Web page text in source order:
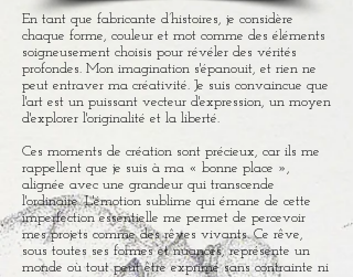
En tant que fabricante d’histoires, je considère
chaque forme, couleur et mot comme des éléments
soigneusement choisis pour révéler des vérités
profondes. Mon imagination s'épanouit, et rien ne
peut entraver ma créativité. Je suis convaincue que
l'art est un puissant vecteur d'expression, un moyen
d'explorer l'originalité et la liberté.
Ces moments de création sont précieux, car ils me
rappellent que je suis à ma « bonne place »,
alignée avec une grandeur qui transcende
l'ordinaire. L'émotion sublime qui émane de cette
imperfection essentielle me permet de percevoir
mes projets comme des rêves vivants. Ce rêve,
sous toutes ses formes et nuances, représente un
monde où tout peut être exprimé sans contrainte ni